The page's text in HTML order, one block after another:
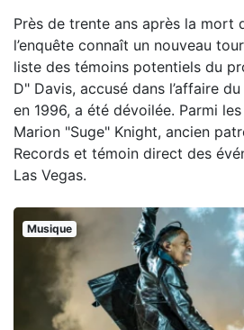
Près de trente ans après la mort
l’enquête connaît un nouveau
liste des témoins potentiels du
D" Davis, accusé dans l’affaire
en 1996, a été dévoilée. Parmi
Marion "Suge" Knight, ancien
Records et témoin direct des
Las Vegas.
Musique